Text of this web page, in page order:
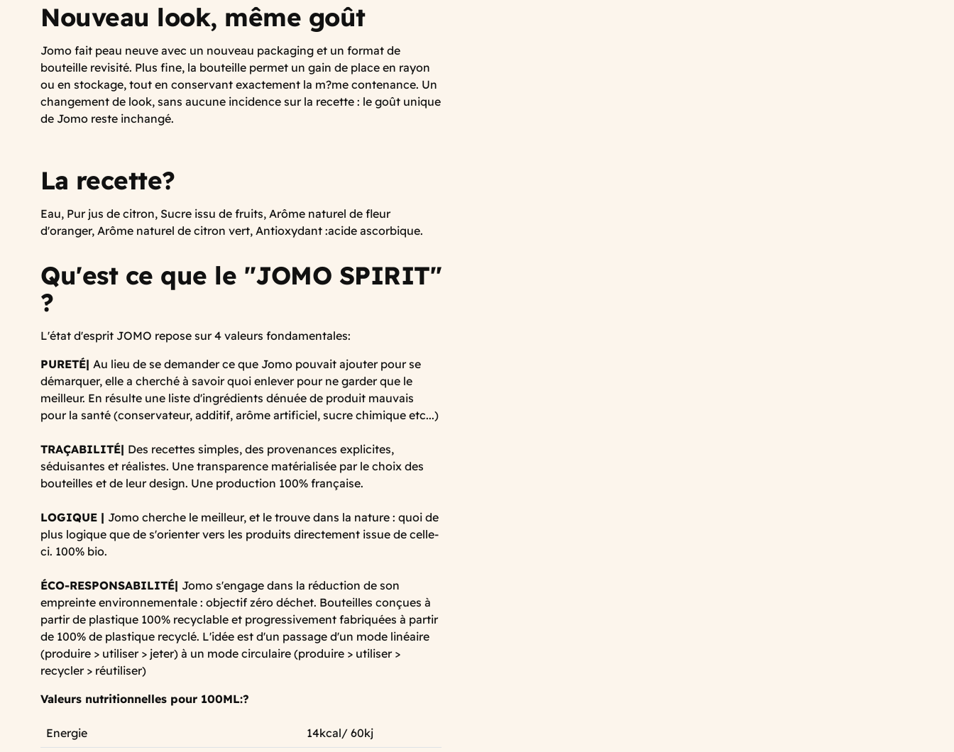
Nouveau look, même goût
Jomo fait peau neuve avec un nouveau packaging et un format de
bouteille revisité. Plus fine, la bouteille permet un gain de place en rayon
ou en stockage, tout en conservant exactement la m?me contenance. Un
changement de look, sans aucune incidence sur la recette : le goût unique
de Jomo reste inchangé.
La recette?
Eau, Pur jus de citron, Sucre issu de fruits, Arôme naturel de fleur
d'oranger, Arôme naturel de citron vert, Antioxydant :acide ascorbique.
Qu'est ce que le "JOMO SPIRIT"
?
L'état d'esprit JOMO repose sur 4 valeurs fondamentales:
PURETÉ| Au lieu de se demander ce que Jomo pouvait ajouter pour se
démarquer, elle a cherché à savoir quoi enlever pour ne garder que le
meilleur. En résulte une liste d'ingrédients dénuée de produit mauvais
pour la santé (conservateur, additif, arôme artificiel, sucre chimique etc...)
TRAÇABILITÉ| Des recettes simples, des provenances explicites,
séduisantes et réalistes. Une transparence matérialisée par le choix des
bouteilles et de leur design. Une production 100% française.
LOGIQUE | Jomo cherche le meilleur, et le trouve dans la nature : quoi de
plus logique que de s'orienter vers les produits directement issue de celle-
ci. 100% bio.
ÉCO-RESPONSABILITÉ| Jomo s'engage dans la réduction de son
empreinte environnementale : objectif zéro déchet. Bouteilles conçues à
partir de plastique 100% recyclable et progressivement fabriquées à partir
de 100% de plastique recyclé. L'idée est d'un passage d'un mode linéaire
(produire > utiliser > jeter) à un mode circulaire (produire > utiliser >
recycler > réutiliser)
Valeurs nutritionnelles pour 100ML:?
Energie 14kcal/ 60kj